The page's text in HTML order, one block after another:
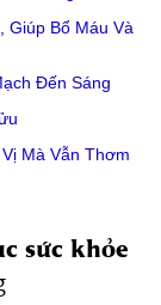
Giúp Bổ Máu Và
Đến Sáng
Mà Vẫn Thơm
sức khỏe